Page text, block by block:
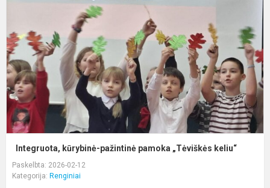
Integruota, kūrybinė-pažintinė pamoka „Tėviškės keliu“
Paskelbta: 2026-02-12
Kategorija: Renginiai